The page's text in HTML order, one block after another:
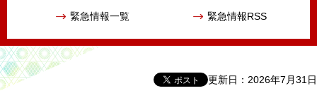
緊急情報一覧 緊急情報RSS
更新日：2026年7月31日